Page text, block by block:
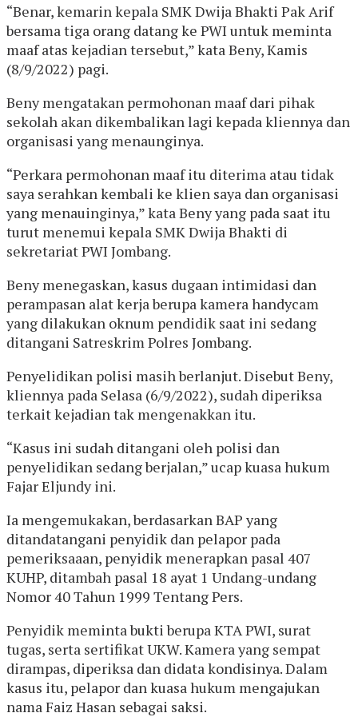
“Benar, kemarin kepala SMK Dwija Bhakti Pak Arif
bersama tiga orang datang ke PWI untuk meminta
maaf atas kejadian tersebut,” kata Beny, Kamis
(8/9/2022) pagi.
Beny mengatakan permohonan maaf dari pihak
sekolah akan dikembalikan lagi kepada kliennya dan
organisasi yang menaunginya.
“Perkara permohonan maaf itu diterima atau tidak
saya serahkan kembali ke klien saya dan organisasi
yang menauinginya,” kata Beny yang pada saat itu
turut menemui kepala SMK Dwija Bhakti di
sekretariat PWI Jombang.
Beny menegaskan, kasus dugaan intimidasi dan
perampasan alat kerja berupa kamera handycam
yang dilakukan oknum pendidik saat ini sedang
ditangani Satreskrim Polres Jombang.
Penyelidikan polisi masih berlanjut. Disebut Beny,
kliennya pada Selasa (6/9/2022), sudah diperiksa
terkait kejadian tak mengenakkan itu.
“Kasus ini sudah ditangani oleh polisi dan
penyelidikan sedang berjalan,” ucap kuasa hukum
Fajar Eljundy ini.
Ia mengemukakan, berdasarkan BAP yang
ditandatangani penyidik dan pelapor pada
pemeriksaaan, penyidik menerapkan pasal 407
KUHP, ditambah pasal 18 ayat 1 Undang-undang
Nomor 40 Tahun 1999 Tentang Pers.
Penyidik meminta bukti berupa KTA PWI, surat
tugas, serta sertifikat UKW. Kamera yang sempat
dirampas, diperiksa dan didata kondisinya. Dalam
kasus itu, pelapor dan kuasa hukum mengajukan
nama Faiz Hasan sebagai saksi.